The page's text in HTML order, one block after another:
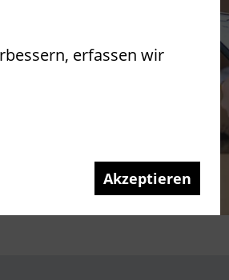
erfassen wir
Akzeptieren